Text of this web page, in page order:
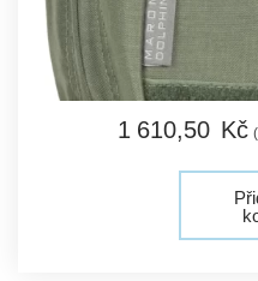
1 610,50 Kč (